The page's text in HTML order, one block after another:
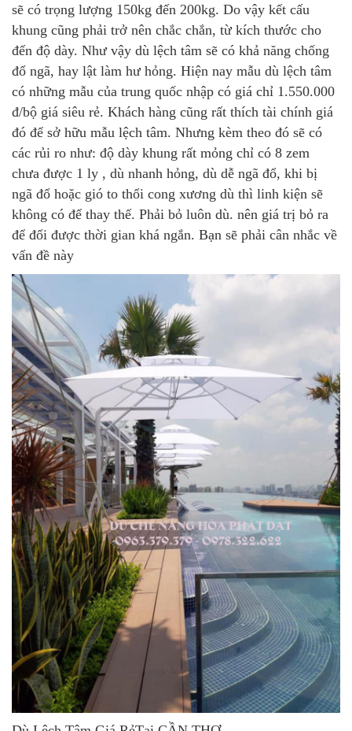
sẽ có trọng lượng 150kg đến 200kg. Do vậy kết cấu
khung cũng phải trở nên chắc chắn, từ kích thước cho
đến độ dày. Như vậy dù lệch tâm sẽ có khả năng chống
đổ ngã, hay lật làm hư hỏng. Hiện nay mẫu dù lệch tâm
có những mẫu của trung quốc nhập có giá chỉ 1.550.000
đ/bộ giá siêu rẻ. Khách hàng cũng rất thích tài chính giá
đó để sở hữu mẫu lệch tâm. Nhưng kèm theo đó sẽ có
các rủi ro như: độ dày khung rất mỏng chỉ có 8 zem
chưa được 1 ly , dù nhanh hỏng, dù dễ ngã đổ, khi bị
ngã đổ hoặc gió to thổi cong xương dù thì linh kiện sẽ
không có để thay thế. Phải bỏ luôn dù. nên giá trị bỏ ra
để đổi được thời gian khá ngắn. Bạn sẽ phải cân nhắc về
vấn đề này